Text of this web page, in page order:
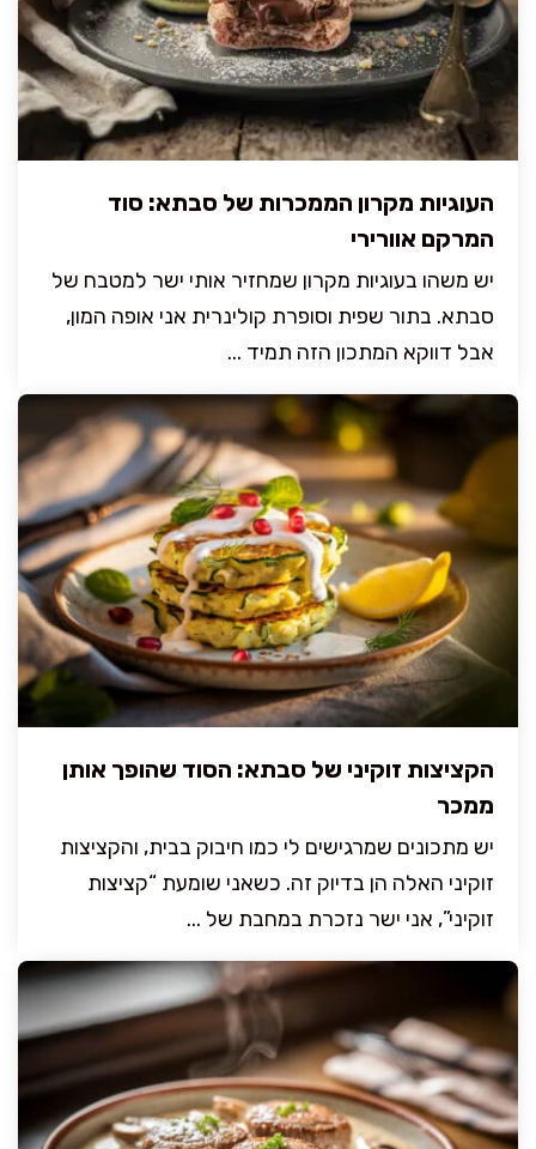
העוגיות מקרון הממכרות של סבתא: סוד
המרקם אוורירי
יש משהו בעוגיות מקרון שמחזיר אותי ישר למטבח של
סבתא. בתור שפית וסופרת קולינרית אני אופה המון,
אבל דווקא המתכון הזה תמיד ...
הקציצות זוקיני של סבתא: הסוד שהופך אותן
ממכר
יש מתכונים שמרגישים לי כמו חיבוק בבית, והקציצות
זוקיני האלה הן בדיוק זה. כשאני שומעת “קציצות
זוקיני”, אני ישר נזכרת במחבת של ...